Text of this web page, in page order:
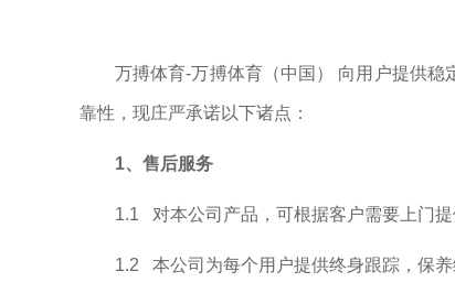
万搏体育-万搏体育（中国） 向用户提供
靠性，现庄严承诺以下诸点：
1、售后服务
1.1 对本公司产品，可根据客户需要上门
1.2 本公司为每个用户提供终身跟踪，保